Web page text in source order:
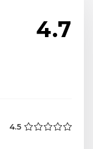
4.7
4.5